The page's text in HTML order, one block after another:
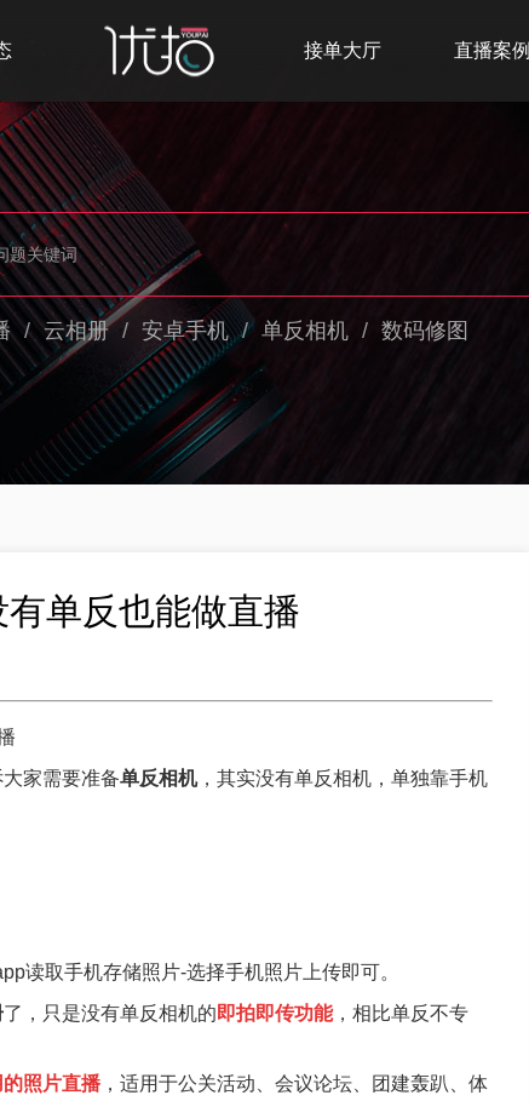
接单大厅 直播案例
/ 云相册 / 安卓手机 / 单反相机 / 数码修图
单反也能做直播
家需要准备单反相机，其实没有单反相机，单独靠手机
读取手机存储照片-选择手机照片上传即可。
了，只是没有单反相机的 即拍即传功能，相比单反不专
照片直播 ，适用于公关活动、会议论坛、团建轰趴、体